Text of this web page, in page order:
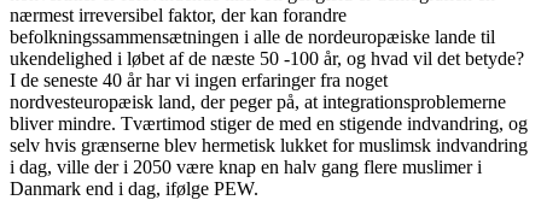
nærmest irreversibel faktor, der kan forandre
befolkningssammensætningen i alle de nordeuropæiske lande til
ukendelighed i løbet af de næste 50 -100 år, og hvad vil det betyde?
I de seneste 40 år har vi ingen erfaringer fra noget
nordvesteuropæisk land, der peger på, at integrationsproblemerne
bliver mindre. Tværtimod stiger de med en stigende indvandring, og
selv hvis grænserne blev hermetisk lukket for muslimsk indvandring
i dag, ville der i 2050 være knap en halv gang flere muslimer i
Danmark end i dag, ifølge PEW.